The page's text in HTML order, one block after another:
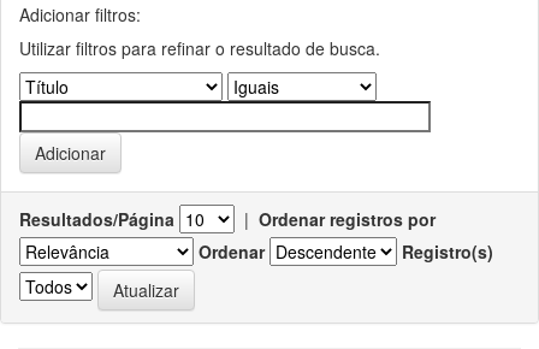
Adicionar filtros:
Utilizar filtros para refinar o resultado de busca.
Resultados/Página | Ordenar registros por
Ordenar
Registro(s)